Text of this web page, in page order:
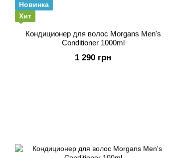
Новинка
Хит
Кондиционер для волос Morgans Men's
Conditioner 1000ml
1 290 грн